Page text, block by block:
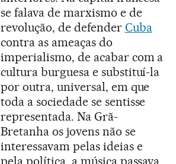
se falava de marxismo e de
revolução, de defender Cuba
contra as ameaças do
imperialismo, de acabar com a
cultura burguesa e substituí-la
por outra, universal, em que
toda a sociedade se sentisse
representada. Na Grã-
Bretanha os jovens não se
interessavam pelas ideias e